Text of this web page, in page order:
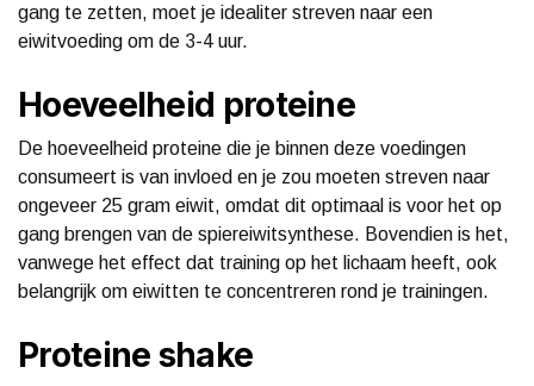
gang te zetten, moet je idealiter streven naar een
eiwitvoeding om de 3-4 uur.
Hoeveelheid proteine
De hoeveelheid proteine die je binnen deze voedingen
consumeert is van invloed en je zou moeten streven naar
ongeveer 25 gram eiwit, omdat dit optimaal is voor het op
gang brengen van de spiereiwitsynthese. Bovendien is het,
vanwege het effect dat training op het lichaam heeft, ook
belangrijk om eiwitten te concentreren rond je trainingen.
Proteine shake